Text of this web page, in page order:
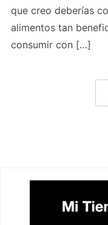
que creo deberías
alimentos tan
consumir con […]